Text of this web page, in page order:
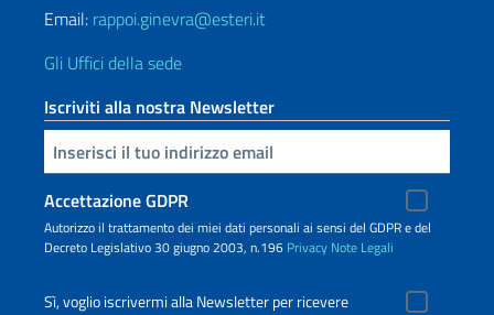
Email: rappoi.ginevra@esteri.it
Gli Uffici della sede
Iscriviti alla nostra Newsletter
Inserisci la tua email
Accettazione GDPR
Autorizzo il trattamento dei miei dati personali ai sensi del GDPR e del
Decreto Legislativo 30 giugno 2003, n.196 Privacy Note Legali
Sì, voglio iscrivermi alla Newsletter per ricevere